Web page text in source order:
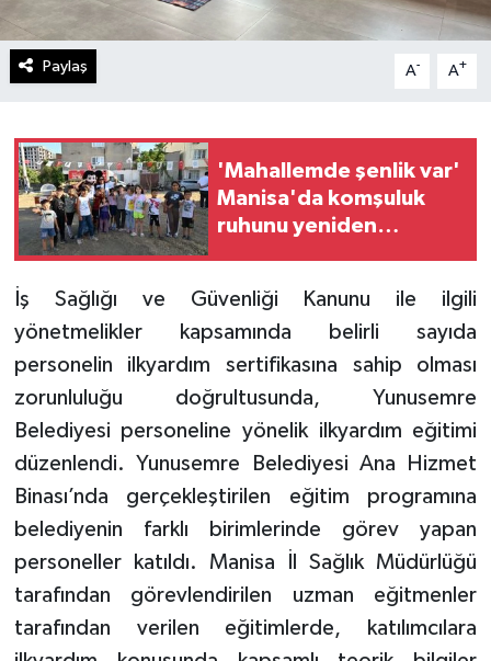
Paylaş A- A+
'Mahallemde şenlik var'
Manisa'da komşuluk
ruhunu yeniden
İş Sağlığı ve Güvenliği Kanunu ile ilgili
yönetmelikler kapsamında belirli sayıda
personelin ilkyardım sertifikasına sahip olması
zorunluluğu doğrultusunda, Yunusemre
Belediyesi personeline yönelik ilkyardım eğitimi
düzenlendi. Yunusemre Belediyesi Ana Hizmet
Binası’nda gerçekleştirilen eğitim programına
belediyenin farklı birimlerinde görev yapan
personeller katıldı. Manisa İl Sağlık Müdürlüğü
tarafından görevlendirilen uzman eğitmenler
tarafından verilen eğitimlerde, katılımcılara